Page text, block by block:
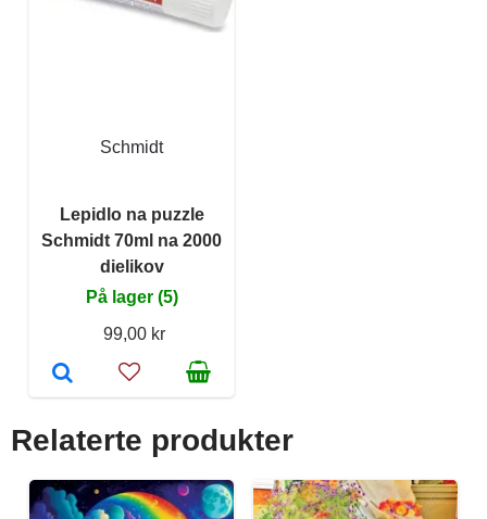
Schmidt
Lepidlo na puzzle
Schmidt 70ml na 2000
dielikov
På lager (5)
99,00 kr
Relaterte produkter